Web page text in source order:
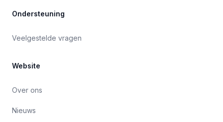
Ondersteuning
Veelgestelde vragen
Website
Over ons
Nieuws